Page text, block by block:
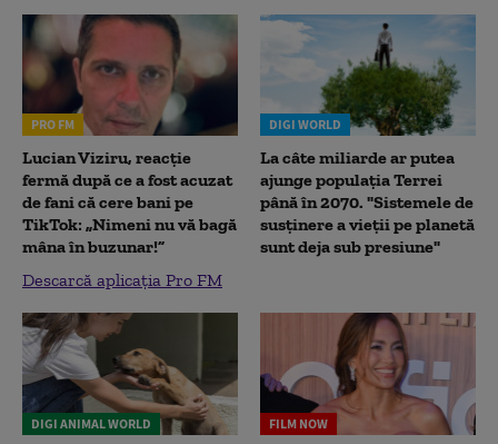
PRO FM
Lucian Viziru, reacție
fermă după ce a fost acuzat
de fani că cere bani pe
TikTok: „Nimeni nu vă bagă
mâna în buzunar!”
Descarcă aplicația Pro FM
DIGI WORLD
La câte miliarde ar putea
ajunge populația Terrei
până în 2070. "Sistemele de
susținere a vieții pe planetă
sunt deja sub presiune"
DIGI ANIMAL WORLD FILM NOW